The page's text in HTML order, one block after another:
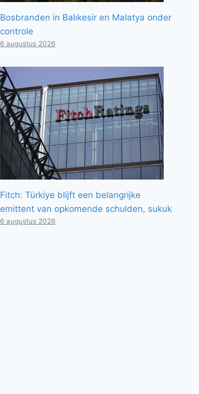
Bosbranden in Balıkesir en Malatya onder
controle
6 augustus 2026
Fitch: Türkiye blijft een belangrijke
emittent van opkomende schulden, sukuk
6 augustus 2026